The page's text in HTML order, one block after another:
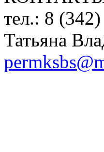
тел.: 8
Татьяна